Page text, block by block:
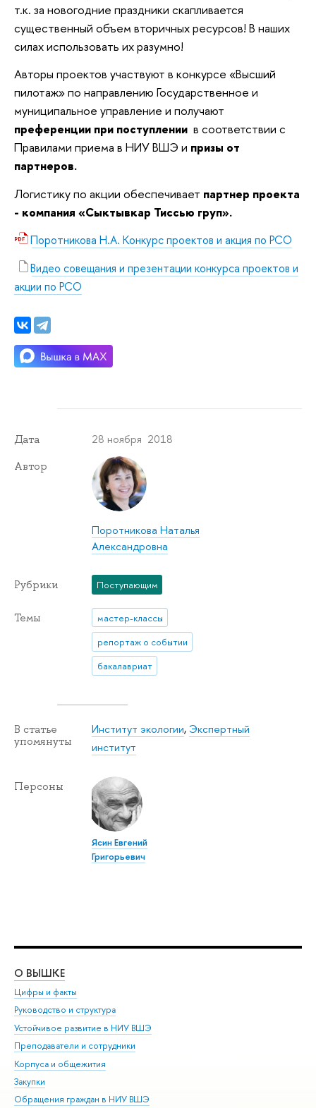
т.к. за новогодние праздники скапливается
существенный объем вторичных ресурсов! В наших
силах использовать их разумно!
Авторы проектов участвуют в конкурсе «Высший
пилотаж» по направлению Государственное и
муниципальное управление и получают
преференции при поступлении в соответствии с
Правилами приема в НИУ ВШЭ и призы от
партнеров.
Логистику по акции обеспечивает партнер проекта
- компания «Сыктывкар Тиссью груп».
Поротникова Н.А. Конкурс проектов и акция по РСО
Видео совещания и презентации конкурса проектов и
акции по РСО
Дата 28 ноября 2018
Автор
Поротникова Наталья
Александровна
Рубрики Поступающим
Темы
мастер-классы
репортаж о событии
бакалавриат
В статье
упомянуты
Институт экологии,Экспертный
институт
Персоны
Ясин Евгений
Григорьевич
О ВЫШКЕ
Цифры и факты
Руководство и структура
Устойчивое развитие в НИУ ВШЭ
Преподаватели и сотрудники
Корпуса и общежития
Закупки
Обращения граждан в НИУ ВШЭ